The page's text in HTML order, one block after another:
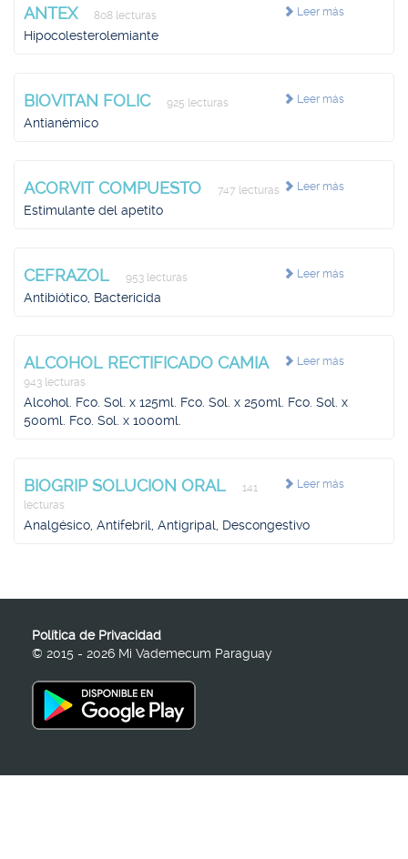
Leer más
ANTEX 808 lecturas
Hipocolesterolemiante
Leer más
BIOVITAN FOLIC 925 lecturas
Antianémico
Leer más
ACORVIT COMPUESTO 747 lecturas
Estimulante del apetito
Leer más
CEFRAZOL 953 lecturas
Antibiótico, Bactericida
Leer más
ALCOHOL RECTIFICADO CAMIA
943 lecturas
Alcohol. Fco. Sol. x 125ml. Fco. Sol. x 250ml. Fco. Sol. x
500ml. Fco. Sol. x 1000ml.
Leer más
BIOGRIP SOLUCION ORAL
141
lecturas
Analgésico, Antifebril, Antigripal, Descongestivo
Política de Privacidad
© 2015 - 2026 Mi Vademecum Paraguay